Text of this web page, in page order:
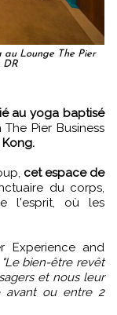
au Lounge The Pier
DR
au yoga baptisé
The Pier Business
cet espace de
du corps,
l'esprit, où les
Experience and
"Le bien-être revêt
et nous leur
avant ou entre 2